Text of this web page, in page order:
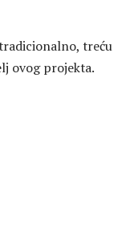
tradicionalno, treću
ovog projekta.